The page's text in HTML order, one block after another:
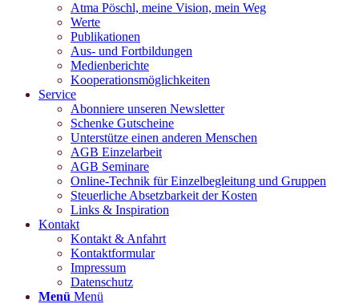
Atma Pöschl, meine Vision, mein Weg
Werte
Publikationen
Aus- und Fortbildungen
Medienberichte
Kooperationsmöglichkeiten
Service
Abonniere unseren Newsletter
Schenke Gutscheine
Unterstütze einen anderen Menschen
AGB Einzelarbeit
AGB Seminare
Online-Technik für Einzelbegleitung und Gruppen
Steuerliche Absetzbarkeit der Kosten
Links & Inspiration
Kontakt
Kontakt & Anfahrt
Kontaktformular
Impressum
Datenschutz
Menü Menü